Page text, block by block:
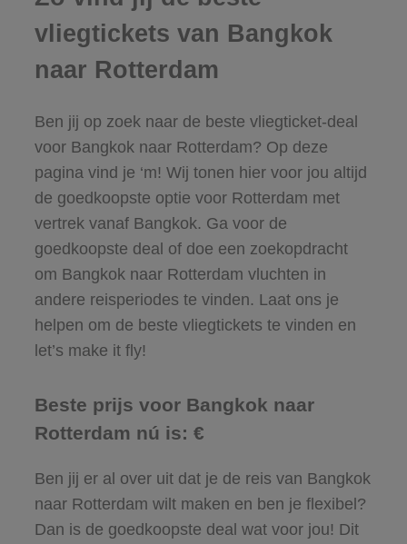
vliegtickets van Bangkok
naar Rotterdam
Ben jij op zoek naar de beste vliegticket-deal
voor Bangkok naar Rotterdam? Op deze
pagina vind je ‘m! Wij tonen hier voor jou altijd
de goedkoopste optie voor Rotterdam met
vertrek vanaf Bangkok. Ga voor de
goedkoopste deal of doe een zoekopdracht
om Bangkok naar Rotterdam vluchten in
andere reisperiodes te vinden. Laat ons je
helpen om de beste vliegtickets te vinden en
let’s make it fly!
Beste prijs voor Bangkok naar
Rotterdam nú is: €
Ben jij er al over uit dat je de reis van Bangkok
naar Rotterdam wilt maken en ben je flexibel?
Dan is de goedkoopste deal wat voor jou! Dit